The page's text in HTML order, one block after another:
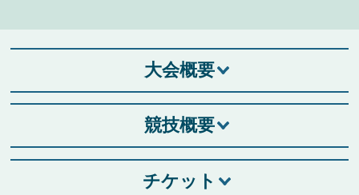
大会概要
競技概要
チケット